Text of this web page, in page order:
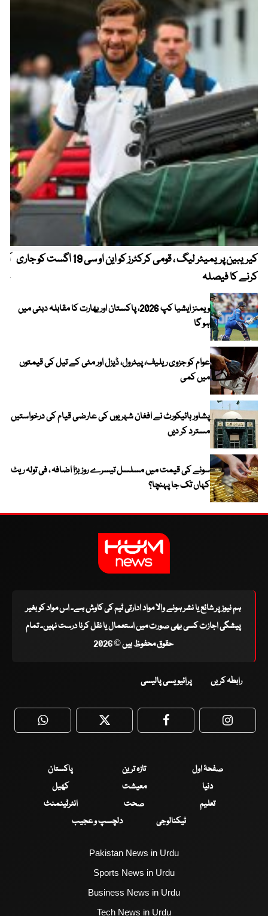
کیریبین پریمیئر لیگ ، قومی کرکٹرز کو این او سی 19 اگست کو جاری
کرنے کا فیصلہ
ویمنز ایشیا کپ 2026، پاکستان اور بھارت کا مقابلہ دبئی میں
ہو گا
عوام کو جزوی ریلیف، پیٹرول، ڈیزل اور مٹی کے تیل کی قیمتوں
میں کمی
پشاور ہائیکورٹ نے افغان شہریوں کی عارضی قیام کی درخواستیں
مسترد کر دیں
سونے کی قیمت میں مسلسل تیسرے روز بڑا اضافہ ، فی تولہ ریٹ
کہاں تک جا پہنچا؟
ہم نیوز پر شائع یا نشر ہونے والا مواد ادارتی ٹیم کی کاوش ہے۔ اس مواد کو بغیر
پیشگی اجازت کسی بھی صورت میں استعمال یا نقل کرنا درست نہیں۔ تمام
حقوق محفوظ ہیں © 2026
رابطہ کریں پرائیویسی پالیسی
WhatsApp Twitter Facebook
صفحۂ اول تازہ ترین
پاکستان
دنیا
معیشت
کھیل
تعلیم
صحت
انٹرٹینمنٹ
ٹیکنالوجی
دلچسپ و عجیب
Pakistan News in Urdu
Sports News in Urdu
Business News in Urdu
Tech News in Urdu